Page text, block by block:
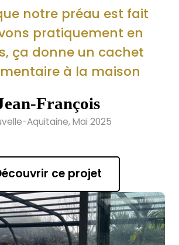
notre préau est fait
pratiquement en
ça donne un cachet
à la maison
François
Aquitaine, Mai 2025
ce projet